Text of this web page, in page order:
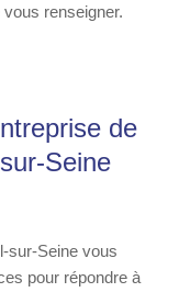
renseigner.
de
Seine
sur-Seine vous
pour répondre à